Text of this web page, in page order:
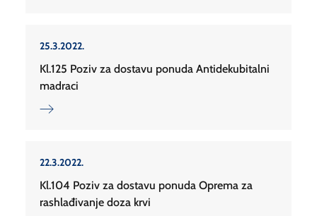
25.3.2022.
Kl.125 Poziv za dostavu ponuda Antidekubitalni
madraci
22.3.2022.
Kl.104 Poziv za dostavu ponuda Oprema za
rashlađivanje doza krvi